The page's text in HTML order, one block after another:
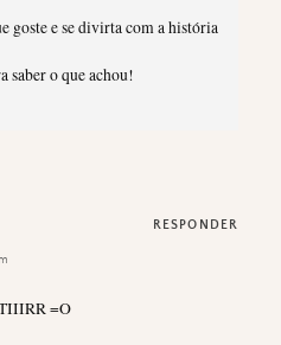
goste e se divirta com a história
saber o que achou!
=O
RESPONDER